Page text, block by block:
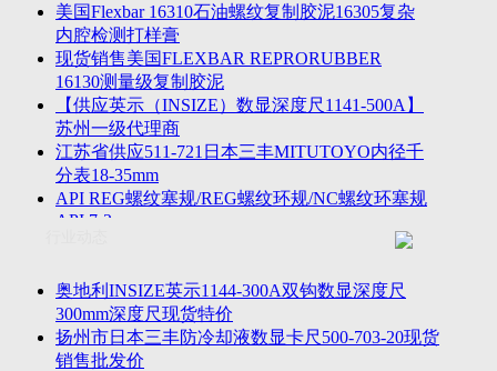
美国Flexbar 16310石油螺纹复制胶泥16305复杂
内腔检测打样膏
现货销售美国FLEXBAR REPRORUBBER
16130测量级复制胶泥
【供应英示（INSIZE）数显深度尺1141-500A】
苏州一级代理商
江苏省供应511-721日本三丰MITUTOYO内径千
分表18-35mm
API REG螺纹塞规/REG螺纹环规/NC螺纹环塞规
API 7-2
苏州市万濠卧式投影仪CPJ-3020W/CPJ-4025W代
美国B2段差尺/间隙段差尺GAPSG/NMSG/GRIP-
004/CFM-095代理商
2023年美国Universal Punch圆度仪价格表，国产
定制跳动量仪
奥地利INSIZE英示1144-300A双钩数显深度尺
300mm深度尺现货特价
扬州市日本三丰防冷却液数显卡尺500-703-20现货
销售批发价